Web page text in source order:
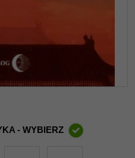
- WYBIERZ